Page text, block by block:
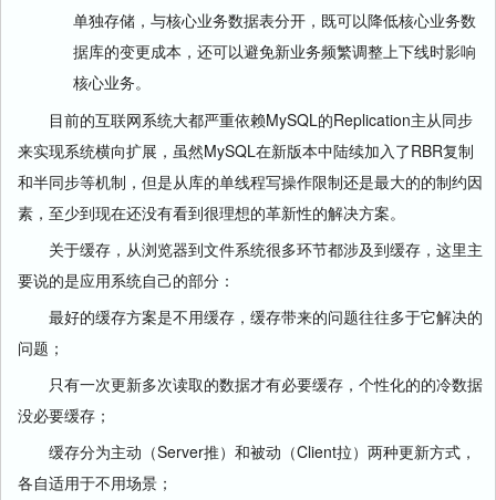
单独存储，与核心业务数据表分开，既可以降低核心业务数
据库的变更成本，还可以避免新业务频繁调整上下线时影响
核心业务。
目前的互联网系统大都严重依赖MySQL的Replication主从同步
来实现系统横向扩展，虽然MySQL在新版本中陆续加入了RBR复制
和半同步等机制，但是从库的单线程写操作限制还是最大的的制约因
素，至少到现在还没有看到很理想的革新性的解决方案。
关于缓存，从浏览器到文件系统很多环节都涉及到缓存，这里主
要说的是应用系统自己的部分：
最好的缓存方案是不用缓存，缓存带来的问题往往多于它解决的
问题；
只有一次更新多次读取的数据才有必要缓存，个性化的的冷数据
没必要缓存；
缓存分为主动（Server推）和被动（Client拉）两种更新方式，
各自适用于不用场景；